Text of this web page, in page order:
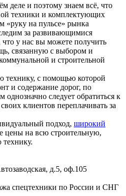
деле и поэтому знаем всё, что
техники и комплектующих
«руку на пульсе» рынка
за развивающимися
что у нас вы можете получить
связанную с выбором и
и строительной
технику, с помощью которой
и содержание дорог, по
однозначно следует обратиться к
клиентов переплачивать за
подход, широкий
цены на всю строительную,
д.5, оф.105
спецтехники по России и СНГ